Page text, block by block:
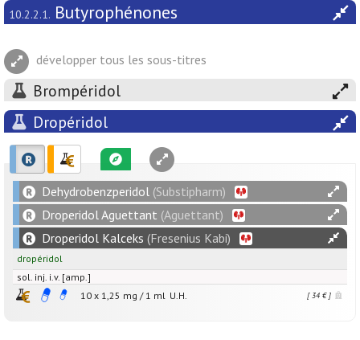
10.2.2.1. Butyrophénones
développer tous les sous-titres
Brompéridol
Dropéridol
Dehydrobenzperidol (Substipharm)
Droperidol Aguettant (Aguettant)
Droperidol Kalceks (Fresenius Kabi)
dropéridol
sol. inj. i.v. [amp.]
10 x 1,25 mg / 1 ml U.H. [ 34 € ]